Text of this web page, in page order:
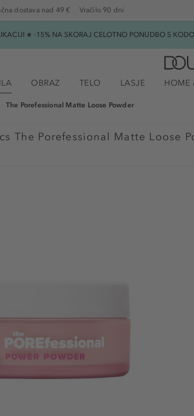
dostava nad 49 € Vračilo 90 dni
★ -15% NA SKORAJ CELOTNO PONUDBO S
OBRAZ TELO LASJE HOME
The Porefessional Matte Loose Powder
The Porefessional Matte Loose